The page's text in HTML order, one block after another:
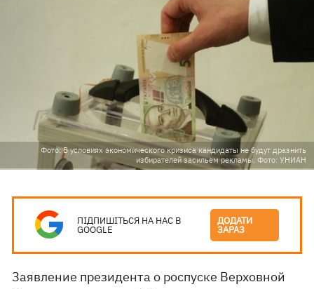
Фото: В условиях экономического кризиса кандидаты не будут дразнить
избирателей засильем рекламы. Фото: УНИАН
ПІДПИШІТЬСЯ НА НАС В
GOOGLE
ДОДАТИ
ЗАРАЗ
Заявление президента о роспуске Верховной